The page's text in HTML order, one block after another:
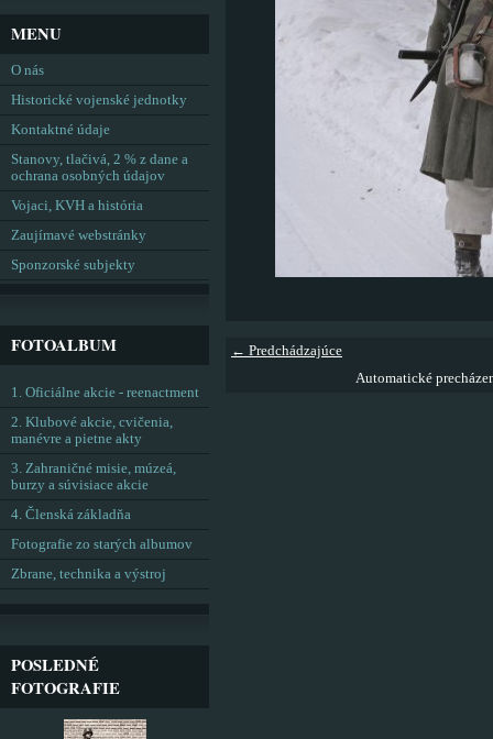
← Predchádzajúce
Automatické
MENU
O nás
Historické vojenské jednotky
Kontaktné údaje
Stanovy, tlačivá, 2 % z dane a
ochrana osobných údajov
Vojaci, KVH a história
Zaujímavé webstránky
Sponzorské subjekty
FOTOALBUM
1. Oficiálne akcie - reenactment
2. Klubové akcie, cvičenia,
manévre a pietne akty
3. Zahraničné misie, múzeá,
burzy a súvisiace akcie
4. Členská základňa
Fotografie zo starých albumov
Zbrane, technika a výstroj
POSLEDNÉ
FOTOGRAFIE